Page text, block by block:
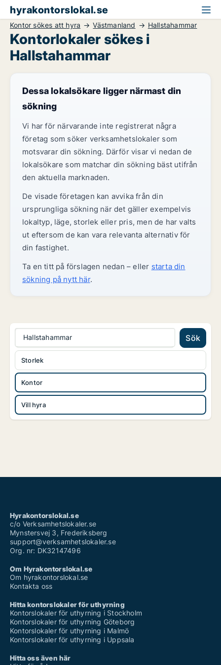
hyrakontorslokal.se
Kontor sökes att hyra Västmanland Hallstahammar
Kontorlokaler sökes i
Hallstahammar
Dessa lokalsökare ligger närmast din
sökning
Vi har för närvarande inte registrerat några
företag som söker verksamhetslokaler som
motsvarar din sökning. Därför visar vi nedan de
lokalsökare som matchar din sökning bäst utifrån
den aktuella marknaden.
De visade företagen kan avvika från din
ursprungliga sökning när det gäller exempelvis
lokaltyp, läge, storlek eller pris, men de har valts
ut eftersom de kan vara relevanta alternativ för
din fastighet.
Ta en titt på förslagen nedan – eller starta din
sökning på nytt här.
Hallstahammar Sök
Kontor
Vill hyra
Storlek
Hyrakontorslokal.se
c/o Verksamhetslokaler.se
Mynstersvej 3, Frederiksberg
support@verksamhetslokaler.se
Org. nr: DK32147496
Om Hyrakontorslokal.se
Om hyrakontorslokal.se
Kontakta oss
Hitta kontorslokaler för uthyrning
Kontorslokaler för uthyrning i Stockholm
Kontorslokaler för uthyrning Göteborg
Kontorslokaler för uthyrning i Malmö
Kontorslokaler för uthyrning i Uppsala
Hitta oss även här